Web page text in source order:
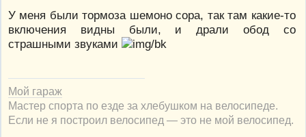
У меня были тормоза шемоно сора, так там какие-то
включения видны были, и драли обод со
страшными звуками
Мой гараж
Мастер спорта по езде за хлебушком на велосипеде.
Если не я построил велосипед — это не мой велосипед.